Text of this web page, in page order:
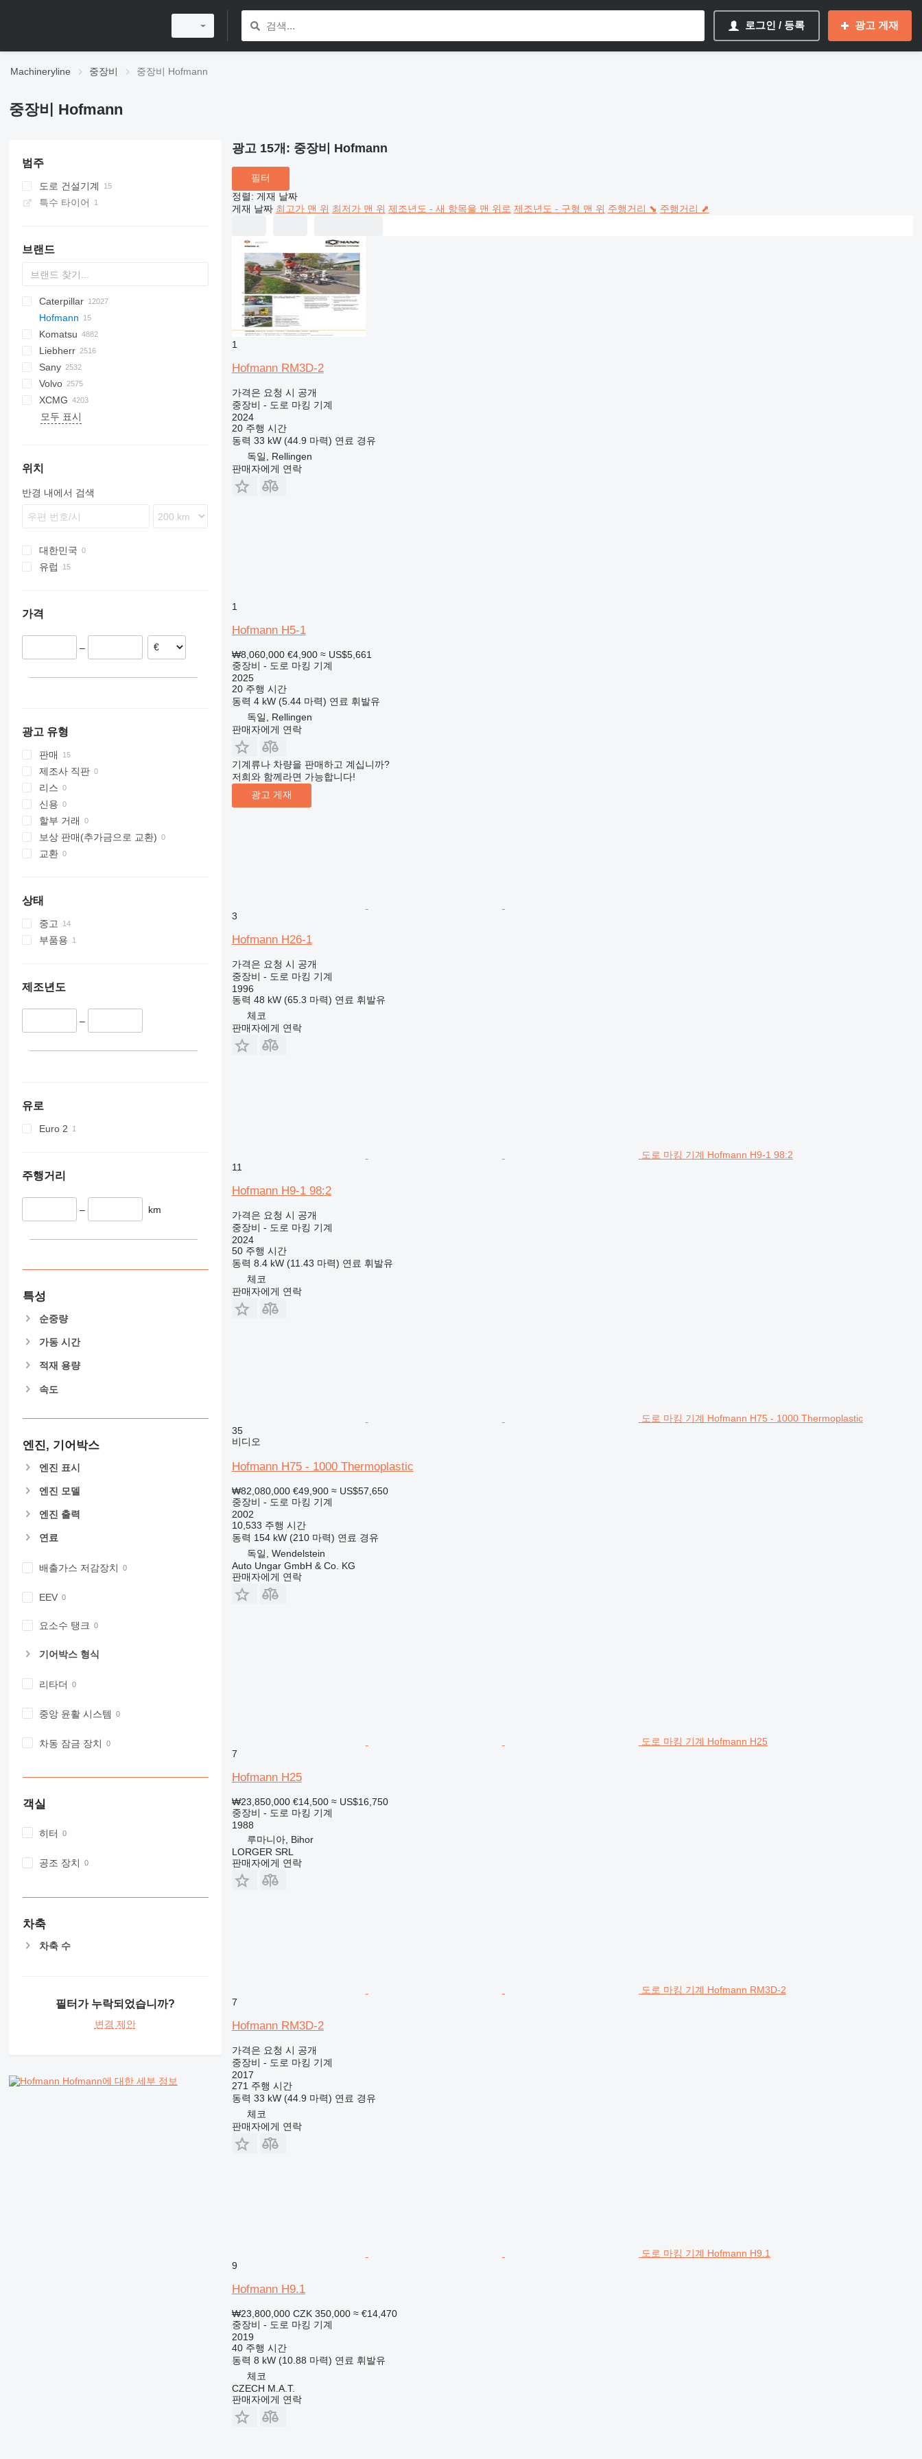
로그인 / 등록 광고 게재
Machineryline 중장비 중장비 Hofmann
중장비 Hofmann
범주
도로 건설기계
도로 마킹 기계
특수 타이어
브랜드
Titan
AL
AS
AZ
SP
SR
SV
AX
X-Series
AFW
AP
ASC
ATR
AV
RAMMAX
HD
FlexiROC
ROC
SmartROC
1304
1404
1604
AR
MH
W series
400 - series
500 - series
700 - series
BC
BF
BM
BP
BT
BVP
BW
BG
RG
BB
DTV
SF
TW
553
753
A series
E series
S series
T series
GSH
Leonardo
AHK
K-series
PC
CK
3.5
B-series
C-series
450
570
580
590
621
695
721
770
CX
SR
SV
W-series
Caterpillar
12H
12M
120
140
160
226
236
302
303
304
305
306
315
318
320
321
322
323
324
325
326
340
345
365
374
428
434
826
906
908
918
924
928
930
938
950
953
955
962
966
972
980
988
AP
CB
D series
F-series
NR
RM
CM
Scorpion
Torion
MC
BlockKing
MobKing
30
60
100
CF
LF
Mega
D-series
RH
AC
CC
DF
DK
DX
F-series
JCPT
JT
R-series
Framax
Frami
DH
DL
DX
TD
CA
CC
CP
CS
F series
LP
SD
R-series
AirROC
W-series
ER
Compact
Turbomix
ATF
F-series
RTF
FL
EX
FD
FH
FR
W-series
Cargo
FS
F-series
MHL
HCR
HRE
EK
R-series
RT
SL
AWP
GR
GS
S series
Z series
D-series
G2200
G2300
G2700
G5000
V-series
XL
GMK
RT
D-series
BG
3307
3412
DV
GRW
H-series
HC
HD
Compact
H-series
HA
HT
Optimum
Star
HMK
700
LL
EX
KH
ZW
ZX
Zaxis
SCX
C-series
Hofmann
H-series
A-series
FS
K-series
ZL
HL-series
HW-series
HX-series
R-series
Robex
HBR
Daily
EuroCargo
Eurotrakker
Trakker
YF
DD
SD
ELF
IT
1CX
2CX
3CX
3DX
4CX
5CX
215
220X
225
403
406
437
8008
8025
8026
8030
8035
CT
JS
JZ
VMT
Vibromax
10
340AJ
450
460
520
600
1230
1250
1350
1930
1932
4069
Liftlux
R-series
Toucan
CT
HT
KV
SPX
410
PM
KR
NK
KR
KM
7055
7150
CKE
RK
SK
Komatsu
D series
GD
PC
PW
SK
5035
5050
5065
5075
8085
KMK
A-series
GL-series
K-series
KX-series
M-series
A-series
AR
AS
MT
SR
Liebherr
A-series
HS
K-Series
L-series
LTC
LTF
LTM
LTR
MK
SL
836
855
856
920E
CLG
LG
LTC
ZL
GRIL
CDM
LG
FR
LE
TGA
TGL
TGM
MP
Madpatcher
MC
DS
ES
HR
AETJ
ATJ
MT
TJ
XE
Parma
MW
6
8
12
714
A-series
Actros
Antos
Arocs
Atego
Unimog
DBM
TF
VA
AL
B-series
D-series
E-series
L-series
120
HR
N-series
Cabstar
NT
NM
F-series
L-series
MH
RH
Snake
H-series
HD
S151-19E
S175-19E
ATT
SK
Spider 18.90 Pro
GTMR
H-series
HD
HUP
BSA
M-series
SP
MR
RW
C-series
K-series
Kerax
Master
XN
R-series
E-Series
ER
L-Series
LG
655
656
816
919
TS
SE
Commando
DI
DX
Leopard
Sany
HBT
QY
SAC
SY
P-series
R-series
SP
1622
2024
2028
3650
6680 T
8620 T
SL
613
630
730
835
5500
S series
F3000
M3000
SD
SD
SE
SJ
A-series
S-series
SM
SR
1265
SK
HA
LS
SH
SWE
SWL
FR85
ATF
ATF
GR
GT
TB
TL
815
T-series
A-series
AC
TC
300F
URW
D-series
S-series
T-series
W
Volvo
BL
BLC
EW
EWR
FL
FM
FMX
AB
MT
6003
BS
RD
RT
WL
DPU
ET
CR
SRV
1140
1160
4080
T-series
WG
AR
AW
KMA
SP
XCMG
GR
QY
RP
WZ
XC
XD
XZ
B-series
ZM
ZL
HBT
ZS
ZT
H
모두 표시
위치
반경 내에서 검색
대한민국
유럽
리투아니아
가격
–
광고 유형
판매
제조사 직판
리스
신용
할부 거래
보상 판매(추가금으로 교환)
교환
상태
중고
부품용
제조년도
–
유로
Euro 2
주행거리
– km
특성
순중량
가동 시간
적재 용량
속도
엔진, 기어박스
엔진 표시
엔진 모델
엔진 출력
연료
배출가스 저감장치
EEV
요소수 탱크
기어박스 형식
리타더
중앙 윤활 시스템
차동 잠금 장치
객실
히터
공조 장치
차축
차축 수
필터가 누락되었습니까?
변경 제안
Hofmann에 대한 세부 정보
광고 15개: 중장비 Hofmann
필터
정렬: 게재 날짜
게재 날짜 최고가 맨 위 최저가 맨 위 제조년도 - 새 항목을 맨 위로 제조년도 - 구형 맨 위 주행거리 ⬊ 주행거리 ⬈
1
Hofmann RM3D-2
가격은 요청 시 공개
중장비 - 도로 마킹 기계
2024
20 주행 시간
동력 33 kW (44.9 마력) 연료 경유
독일, Rellingen
판매자에게 연락
1
Hofmann H5-1
₩8,060,000 €4,900 ≈ US$5,661
중장비 - 도로 마킹 기계
2025
20 주행 시간
동력 4 kW (5.44 마력) 연료 휘발유
독일, Rellingen
판매자에게 연락
기계류나 차량을 판매하고 계십니까?
저희와 함께라면 가능합니다!
광고 게재
3
Hofmann H26-1
가격은 요청 시 공개
중장비 - 도로 마킹 기계
1996
동력 48 kW (65.3 마력) 연료 휘발유
체코
판매자에게 연락
도로 마킹 기계 Hofmann H9-1 98:2
11
Hofmann H9-1 98:2
가격은 요청 시 공개
중장비 - 도로 마킹 기계
2024
50 주행 시간
동력 8.4 kW (11.43 마력) 연료 휘발유
체코
판매자에게 연락
도로 마킹 기계 Hofmann H75 - 1000 Thermoplastic
35
비디오
Hofmann H75 - 1000 Thermoplastic
₩82,080,000 €49,900 ≈ US$57,650
중장비 - 도로 마킹 기계
2002
10,533 주행 시간
동력 154 kW (210 마력) 연료 경유
독일, Wendelstein
Auto Ungar GmbH & Co. KG
판매자에게 연락
도로 마킹 기계 Hofmann H25
7
Hofmann H25
₩23,850,000 €14,500 ≈ US$16,750
중장비 - 도로 마킹 기계
1988
루마니아, Bihor
LORGER SRL
판매자에게 연락
도로 마킹 기계 Hofmann RM3D-2
7
Hofmann RM3D-2
가격은 요청 시 공개
중장비 - 도로 마킹 기계
2017
271 주행 시간
동력 33 kW (44.9 마력) 연료 경유
체코
판매자에게 연락
도로 마킹 기계 Hofmann H9.1
9
Hofmann H9.1
₩23,800,000 CZK 350,000 ≈ €14,470
중장비 - 도로 마킹 기계
2019
40 주행 시간
동력 8 kW (10.88 마력) 연료 휘발유
체코
CZECH M.A.T.
판매자에게 연락